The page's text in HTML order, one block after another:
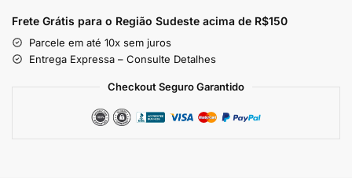
Frete Grátis para o Região Sudeste acima de R$150
Parcele em até 10x sem juros
Entrega Expressa – Consulte Detalhes
Checkout Seguro Garantido